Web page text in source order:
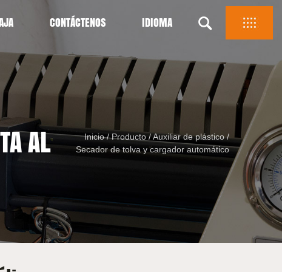
CONTÁCTENOS IDIOMA
AL
Inicio/Producto/Auxiliar de plástico/
Secador de tolva y cargador automático